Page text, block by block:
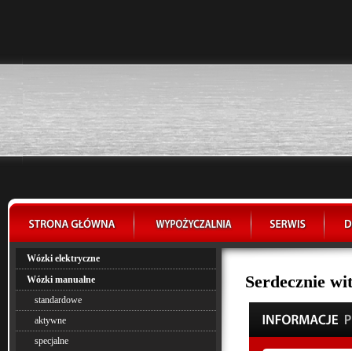
Wózki elektryczne
Wózki manualne
standardowe
aktywne
specjalne
Serdecznie